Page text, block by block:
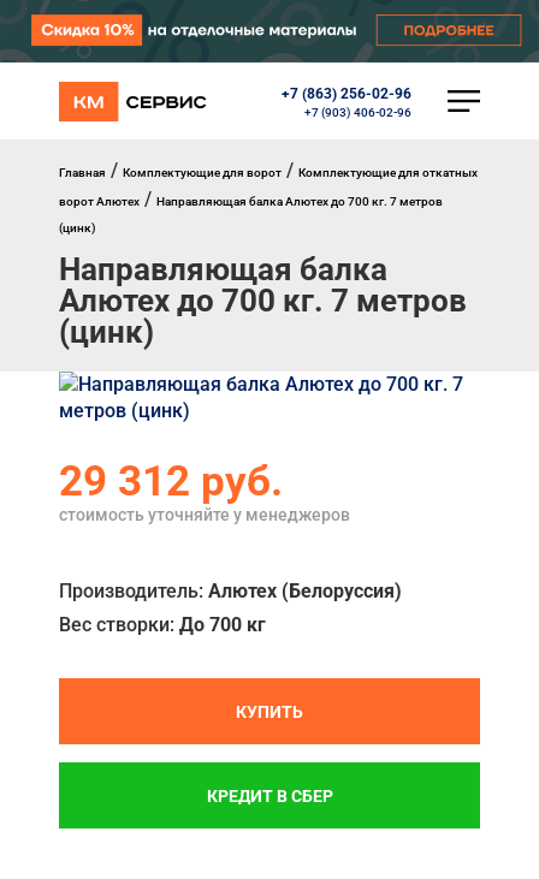
+7 (863) 256-02-96
+7 (903) 406-02-96
КАТАЛОГ
Перегрузочное оборудование
Уличные калитки
Шлагбаумы
Противопожарные ворота
Противопожарные шторы
Внешняя солнцезащита
Комплектующие
Маркизы
Окна, порталы, двери
МЕНЮ
Акции
Примеры работ
Ремонт
О компании
Главная / Комплектующие для ворот / Комплектующие для откатных
ворот Алютех / Направляющая балка Алютех до 700 кг. 7 метров
(цинк)
Направляющая балка
Алютех до 700 кг. 7 метров
(цинк)
29 312 руб.
стоимость уточняйте у менеджеров
Производитель: Алютех (Белоруссия)
Вес створки: До 700 кг
КУПИТЬ
КРЕДИТ В СБЕР